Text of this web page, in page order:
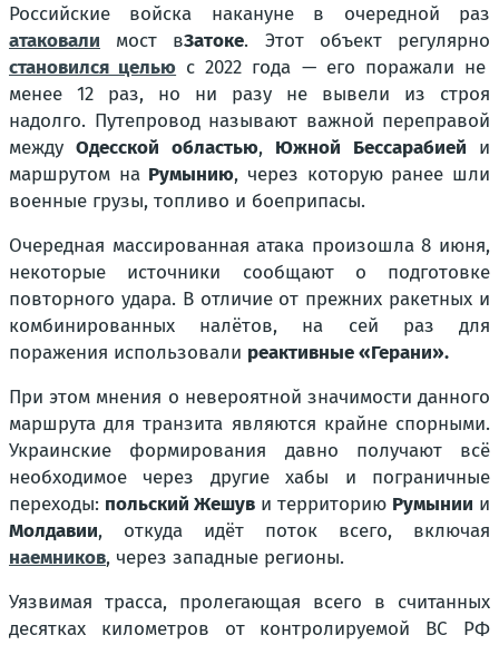
Российские войска накануне в очередной раз
атаковали мост вЗатоке. Этот объект регулярно
становился целью с 2022 года — его поражали не
менее 12 раз, но ни разу не вывели из строя
надолго. Путепровод называют важной переправой
междуОдесской областью, Южной Бессарабией и
маршрутом на Румынию, через которую ранее шли
военные грузы, топливо и боеприпасы.
Очередная массированная атака произошла 8 июня,
некоторые источники сообщают о подготовке
повторного удара. В отличие от прежних ракетных и
комбинированных налётов, на сей раз для
поражения использовали реактивные «Герани».
При этом мнения о невероятной значимости данного
маршрута для транзита являются крайне спорными.
Украинские формирования давно получают всё
необходимое через другие хабы и пограничные
переходы: польский Жешув и территорию Румынии и
Молдавии, откуда идёт поток всего, включая
наемников, через западные регионы.
Уязвимая трасса, пролегающая всего в считанных
десятках километров от контролируемой ВС РФ